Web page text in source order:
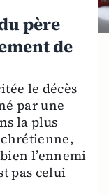
père
de
le décès
par une
la plus
l’ennemi
pas celui